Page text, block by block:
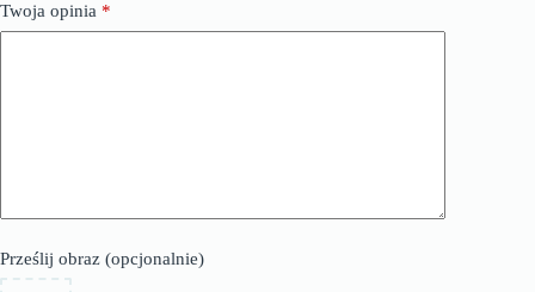
Twoja opinia *
Prześlij obraz (opcjonalnie)